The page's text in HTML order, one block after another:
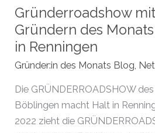
Gründung
–
Profis
starten
durch!
Gründerroadshow
Gründern des
in Renningen
Gründer:in des Monats Blog
Die GRÜNDERROADSHOW
Böblingen macht Halt in
2022 zieht die